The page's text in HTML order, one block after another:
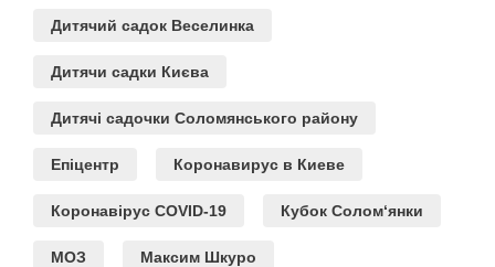
Дитячий садок Веселинка
Дитячи садки Києва
Дитячі садочки Соломянського району
Епіцентр Коронавирус в Киеве
Коронавірус COVID-19 Кубок Солом‘янки
МОЗ Максим Шкуро